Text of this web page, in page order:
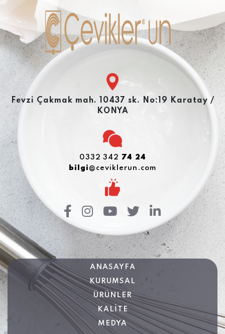
Fevzi Çakmak mah. 10437 sk. No:19 Karatay /
KONYA
0332 342 74 24
bilgi @ceviklerun.com
ANASAYFA
KURUMSAL
ÜRÜNLER
KALİTE
MEDYA